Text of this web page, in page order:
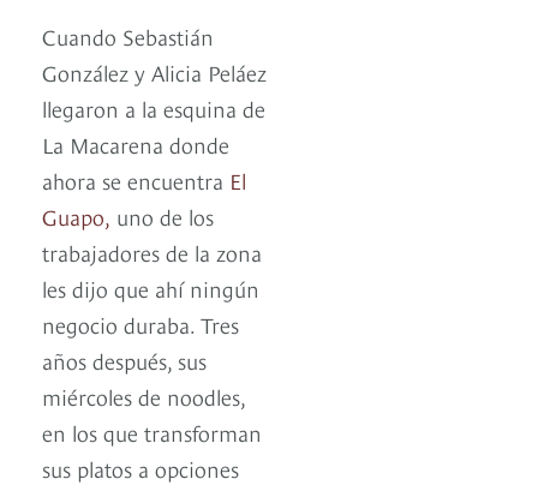
Cuando Sebastián
González y Alicia Peláez
llegaron a la esquina de
La Macarena donde
ahora se encuentra El
Guapo, uno de los
trabajadores de la zona
les dijo que ahí ningún
negocio duraba. Tres
años después, sus
miércoles de noodles,
en los que transforman
sus platos a opciones